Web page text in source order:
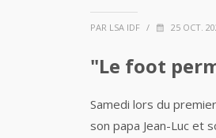
PAR LSA IDF / 25 OCT.
"Le foot
Samedi lors du
son papa Jean-Luc et